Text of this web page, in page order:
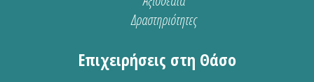
Δραστηριότητες
Επιχειρήσεις στη Θάσο